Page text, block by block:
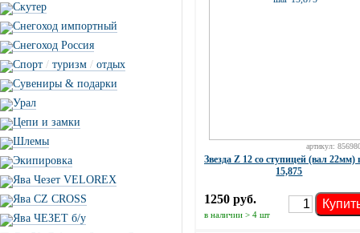
Скутер
Снегоход импортный
Снегоход Россия
Спорт / туризм / отдых
Сувениры & подарки
Урал
Цепи и замки
Шлемы
Экипировка
Ява Чезет VELOREX
Ява CZ CROSS
Ява ЧЕЗЕТ б/у
артикул:
Звезда Z 12 со ступицей (вал 22мм)
15,875
1250 руб.
в наличии > 4 шт